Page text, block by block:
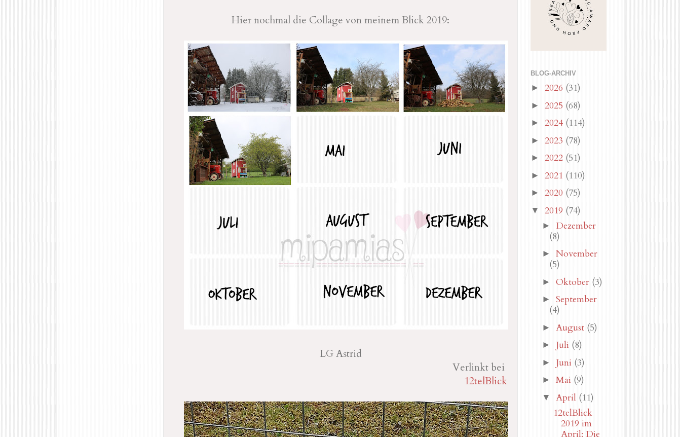
Hier nochmal die Collage von meinem Blick 2019:
LG Astrid
Verlinkt bei
12telBlick
BLOG-ARCHIV
► 2026 (31)
► 2025 (68)
► 2024 (114)
► 2023 (78)
► 2022 (51)
► 2021 (110)
► 2020 (75)
▼ 2019 (74)
► Dezember
(8)
► November
(5)
► Oktober (3)
► September
(4)
► August (5)
► Juli (8)
► Juni (3)
► Mai (9)
▼ April (11)
12telBlick
2019 im
April: Die